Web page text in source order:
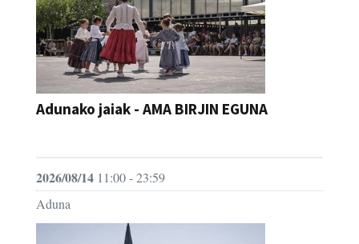
Adunako jaiak - AMA BIRJIN EGUNA
2026/08/14 11:00 - 23:59
Aduna